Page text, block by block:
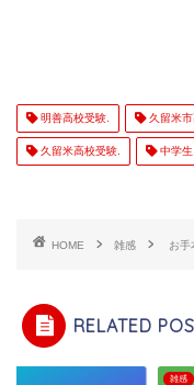
明善高校受験. 久留米市
久留米高校受験. 中学生.
HOME 雑感 お手
RELATED
雑感